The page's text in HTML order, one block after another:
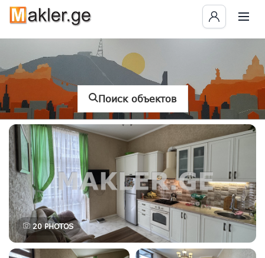
Поиск объектов
20PHOTOS